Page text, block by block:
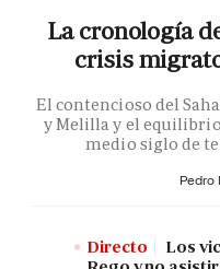
La cronología
crisis
El contencioso del
y Melilla y el
medio siglo de
Pedro
Directo
Los